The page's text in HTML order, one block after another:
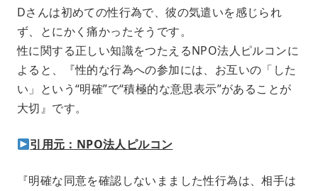
Dさんは初めての性行為で、彼の気遣いを感じられ
ず、とにかく痛かったそうです。
性に関する正しい知識をつたえるNPO法人ピルコンに
よると、『性的な行為への参加には、お互いの「した
い」という“明確”で“積極的な意思表示”があることが
大切』です。
引用元：NPO法人ピルコン
『明確な同意を確認しないまました性行為は、相手は